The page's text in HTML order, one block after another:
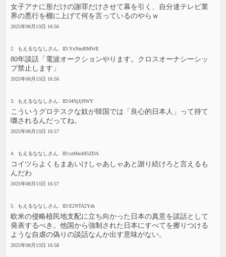
女子アナに形だけの謝罪だけさせて幕を引く、自分達テレビ業
界の悪行を棚に上げて何を言っているのやらｗ
2025年08月13日 16:56
2. もえるななしさん. ID:YxNmI0MWE
80年談話「電波オークションやります。クロスオーナシーシッ
プ禁止します」
2025年08月13日 16:56
3. もえるななしさん. ID:I4NjJjNWY
こういうグロテスクな奴が韓国では「良心的日本人」って持て
囃されるんだってね。
2025年08月13日 16:57
4. もえるななしさん. ID:czMmM5ZDA
コイツらよくもまあいけしゃあしゃあと謝り続けろと言えるも
んだわ
2025年08月13日 16:57
5. もえるななしさん. ID:E2NTA2Yzk
欧米の侵略植民地支配に立ち向かった日本の真意を談話として
発表するべき。他国から強制された日本にすべてを擦りつける
ような自虐の偽りの談話なんか出す意味がない。
2025年08月13日 16:58